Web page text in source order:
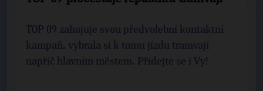
TOP 09 zahajuje svou předvolební kontaktní
kampaň. vybrala si k tomu jízdu tramvají
napříč hlavním městem. Přidejte se i Vy!